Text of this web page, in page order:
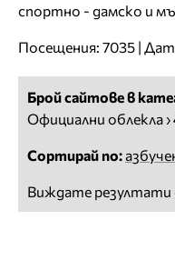
спортно - дамско и
Посещения: 7035 |
Брой сайтове в
Официални облекла›
Сортирай по:
Виждате резултати